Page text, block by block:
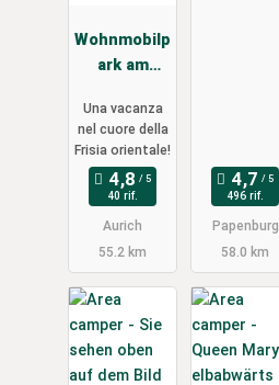
Wohnmobilp
ark am
Aurich
Una vacanza
nel cuore della
Frisia orientale!
40 rif.
Aurich
55.2 km
496 rif.
Papenburg
58.0 km